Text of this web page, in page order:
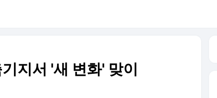
지서 '새 변화' 맞이